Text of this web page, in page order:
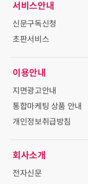
서비스안내
신문구독신청
초판서비스
이용안내
지면광고안내
통합마케팅 상품 안내
개인정보취급방침
회사소개
전자신문